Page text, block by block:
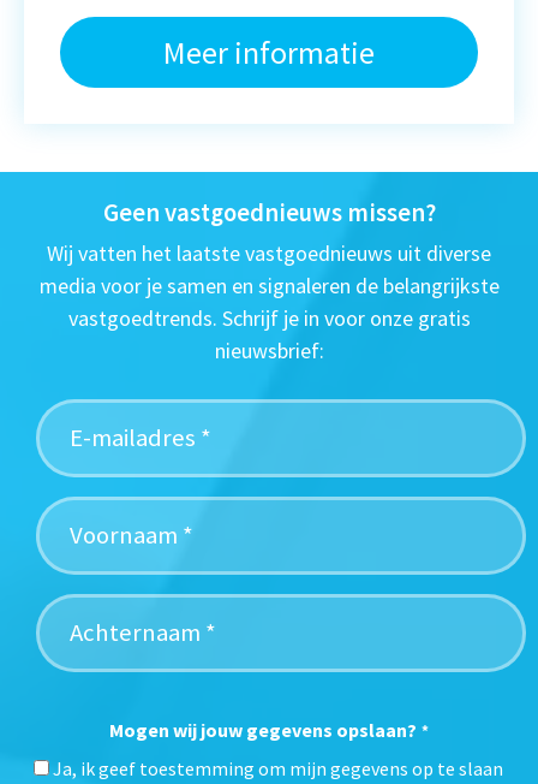
Meer informatie
Geen vastgoednieuws missen?
Wij vatten het laatste vastgoednieuws uit diverse
media voor je samen en signaleren de belangrijkste
vastgoedtrends. Schrijf je in voor onze gratis
nieuwsbrief:
Mogen wij jouw gegevens opslaan? *
Ja, ik geef toestemming om mijn gegevens op te slaan